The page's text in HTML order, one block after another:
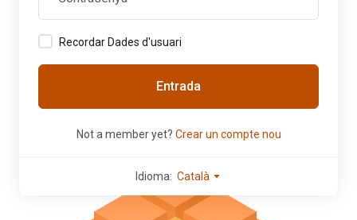
Recordar Dades d'usuari
Entrada
Not a member yet? Crear un compte nou
Idioma: Català